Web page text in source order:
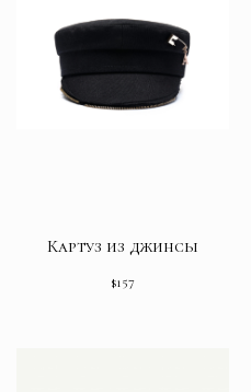
Картуз из джинсы
$157